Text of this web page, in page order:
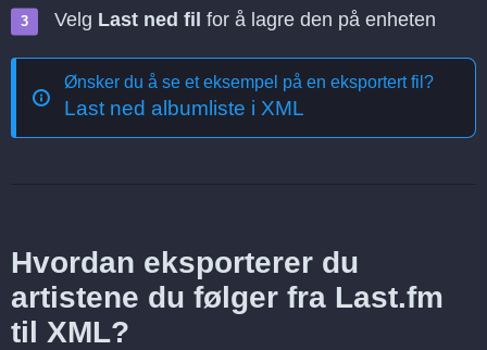
Velg Last ned fil for å lagre den på enheten
Ønsker du å se et eksempel på en eksportert fil?
Last ned albumliste i XML
Hvordan eksporterer du
artistene du følger fra Last.fm
til XML?